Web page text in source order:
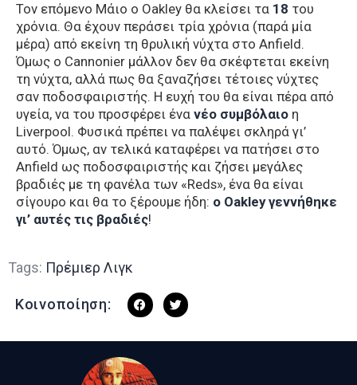
Τον επόμενο Μάιο o Oakley θα κλείσει τα 18 του
χρόνια. Θα έχουν περάσει τρία χρόνια (παρά μία
μέρα) από εκείνη τη θρυλική νύχτα στο Anfield.
Όμως ο Cannonier μάλλον δεν θα σκέφτεται εκείνη
τη νύχτα, αλλά πως θα ξαναζήσει τέτοιες νύχτες
σαν ποδοσφαιριστής. Η ευχή του θα είναι πέρα από
υγεία, να του προσφέρει ένα νέο συμβόλαιο η
Liverpool. Φυσικά πρέπει να παλέψει σκληρά γι’
αυτό. Όμως, αν τελικά καταφέρει να πατήσει στο
Anfield ως ποδοσφαιριστής και ζήσει μεγάλες
βραδιές με τη φανέλα των «Reds», ένα θα είναι
σίγουρο και θα το ξέρουμε ήδη: o Oakley γεννήθηκε
γι’ αυτές τις βραδιές!
Tags: Πρέμιερ Λιγκ
Κοινοποίηση: